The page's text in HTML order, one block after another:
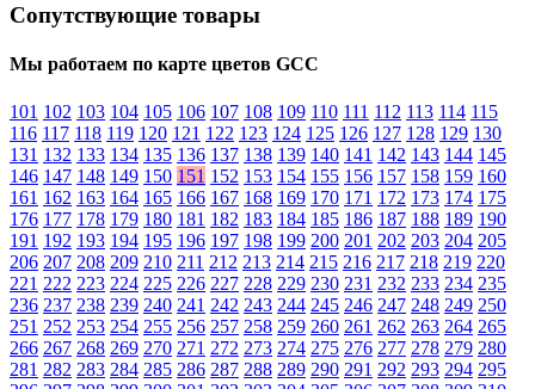
Сопутствующие товары
Мы работаем по карте цветов GCC
101 102 103 104 105 106 107 108 109 110 111 112 113 114 115
116 117 118 119 120 121 122 123 124 125 126 127 128 129 130
131 132 133 134 135 136 137 138 139 140 141 142 143 144 145
146 147 148 149 150 151 152 153 154 155 156 157 158 159 160
161 162 163 164 165 166 167 168 169 170 171 172 173 174 175
176 177 178 179 180 181 182 183 184 185 186 187 188 189 190
191 192 193 194 195 196 197 198 199 200 201 202 203 204 205
206 207 208 209 210 211 212 213 214 215 216 217 218 219 220
221 222 223 224 225 226 227 228 229 230 231 232 233 234 235
236 237 238 239 240 241 242 243 244 245 246 247 248 249 250
251 252 253 254 255 256 257 258 259 260 261 262 263 264 265
266 267 268 269 270 271 272 273 274 275 276 277 278 279 280
281 282 283 284 285 286 287 288 289 290 291 292 293 294 295